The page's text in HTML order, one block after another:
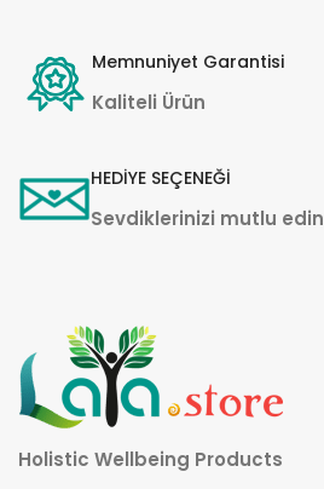
Memnuniyet Garantisi
Kaliteli Ürün
HEDİYE SEÇENEĞİ
Sevdiklerinizi mutlu edin
Holistic Wellbeing Products